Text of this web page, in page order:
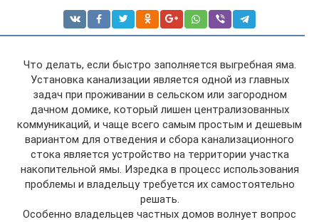
Что делать, если быстро заполняется выгребная яма.
Установка канализации является одной из главных
задач при проживании в сельском или загородном
дачном домике, который лишен централизованных
коммуникаций, и чаще всего самым простым и дешевым
вариантом для отведения и сбора канализационного
стока является устройство на территории участка
накопительной ямы. Изредка в процесс использования
проблемы и владельцу требуется их самостоятельно
решать.
Особенно владельцев частных домов волнует вопрос